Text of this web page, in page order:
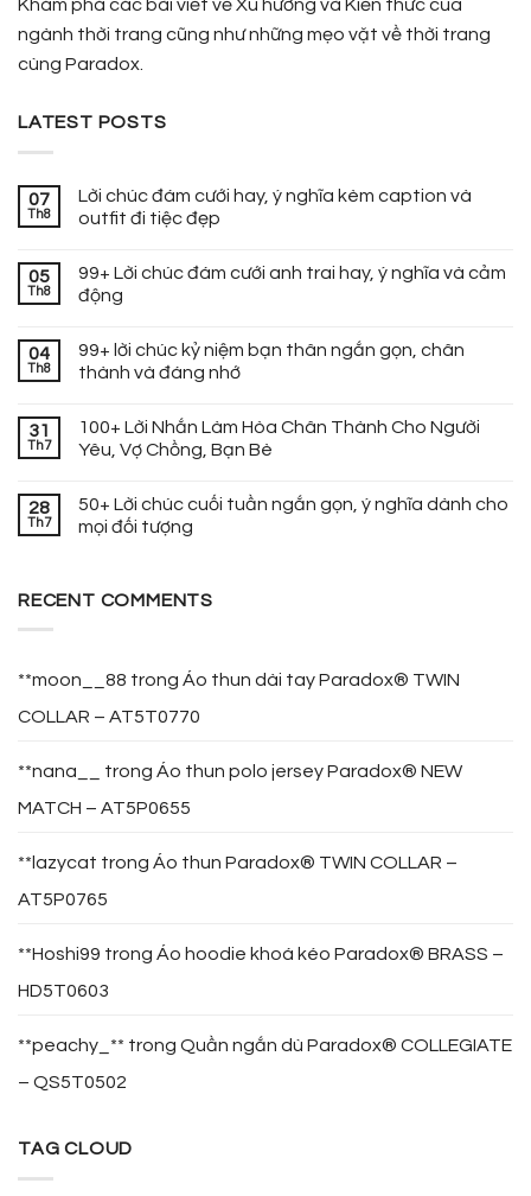
Khám phá các bài viết về Xu hướng và Kiến thức của
ngành thời trang cũng như những mẹo vặt về thời trang
cùng Paradox.
LATEST POSTS
07
Th8
Lời chúc đám cưới hay, ý nghĩa kèm caption và
outfit đi tiệc đẹp
05
Th8
99+ Lời chúc đám cưới anh trai hay, ý nghĩa và cảm
động
04
Th8
99+ lời chúc kỷ niệm bạn thân ngắn gọn, chân
thành và đáng nhớ
31
Th7
100+ Lời Nhắn Làm Hòa Chân Thành Cho Người
Yêu, Vợ Chồng, Bạn Bè
28
Th7
50+ Lời chúc cuối tuần ngắn gọn, ý nghĩa dành cho
mọi đối tượng
RECENT COMMENTS
**moon__88 trong Áo thun dài tay Paradox® TWIN
COLLAR – AT5T0770
**nana__ trong Áo thun polo jersey Paradox® NEW
MATCH – AT5P0655
**lazycat trong Áo thun Paradox® TWIN COLLAR –
AT5P0765
**Hoshi99 trong Áo hoodie khoá kéo Paradox® BRASS –
HD5T0603
**peachy_** trong Quần ngắn dù Paradox® COLLEGIATE
– QS5T0502
TAG CLOUD